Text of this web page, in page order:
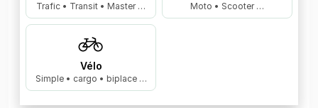
Trafic • Transit • Master … Moto • Scooter …
Vélo
Simple • cargo • biplace …